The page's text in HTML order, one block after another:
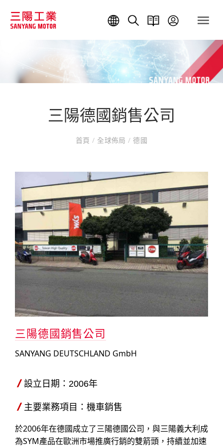
三陽德國銷售公司
首頁 / 全球佈局 / 德國
三陽德國銷售公司
SANYANG DEUTSCHLAND GmbH
設立日期：2006年
主要業務項目：機車銷售
於2006年在德國成立了三陽德國公司，與三陽義大利成
為SYM產品在歐洲市場推廣行銷的雙箭頭，持續並加速